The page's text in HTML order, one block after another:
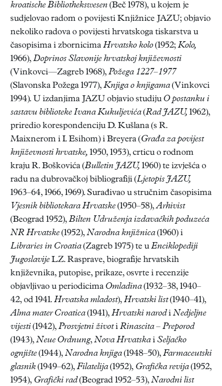
kroatische Bibliothekswesen (Beč 1978), u kojem je
sudjelovao radom o povijesti Knjižnice JAZU; objavio
nekoliko radova o povijesti hrvatskoga tiskarstva u
časopisima i zbornicima Hrvatsko kolo (1952; Kolo,
1966), Doprinos Slavonije hrvatskoj književnosti
(Vinkovci—Zagreb 1968), Požega 1227–1977
(Slavonska Požega 1977), Knjiga o knjigama(Vinkovci
1994). U izdanjima JAZU objavio studiju O postanku i
sastavu biblioteke Ivana Kukuljevića(Rad JAZU, 1962),
priredio korespondenciju D. Kušlana (s R.
Maixnerom i I. Esihom) i Breyera (Građa za povijest
književnosti hrvatske, 1950, 1953), crticu o rodnom
kraju R. Boškovića (Bulletin JAZU, 1960) te izvješća o
radu na dubrovačkoj bibliografiji (Ljetopis JAZU,
1963–64, 1966, 1969). Surađivao u stručnim časopisima
Vjesnik bibliotekara Hrvatske (1950–58),Arhivist
(Beograd 1952), Bilten Udruženja izdavačkih poduzeća
NR Hrvatske (1952), Narodna knjižnica(1960) i
Libraries in Croatia(Zagreb 1975) te u Enciklopediji
Jugoslavije LZ. Rasprave, biografije hrvatskih
književnika, putopise, prikaze, osvrte i recenzije
objavljivao u periodicima Omladina(1932–38, 1940–
42, od 1941. Hrvatska mladost), Hrvatski list(1940–41),
Alma mater Croatica(1941), Hrvatski narodi Nedjeljne
vijesti (1942), Prosvjetni životi Rinascita – Preporod
(1943), Neue Ordnung, Nova Hrvatskai Seljačko
ognjište (1944), Narodna knjiga(1948–50), Farmaceutski
glasnik (1949–62), Filatelija(1952), Grafička revija(1952,
1954), Grafički rad(Beograd 1952–53), Narodni list